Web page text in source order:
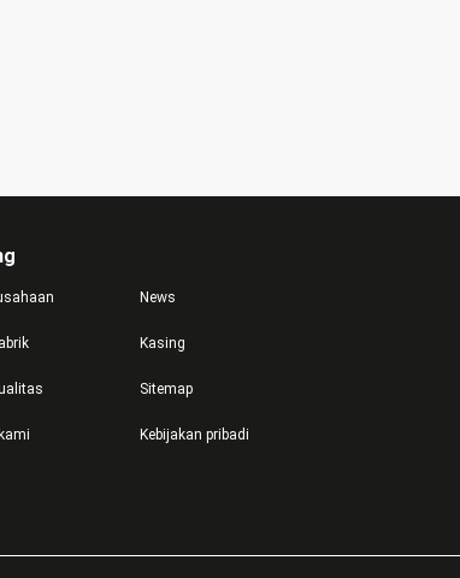
News
Kasing
Sitemap
Kebijakan pribadi